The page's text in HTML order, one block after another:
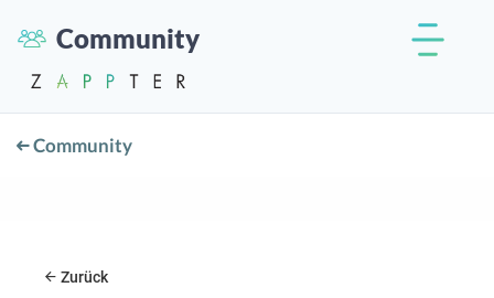
Community
Community
Zurück